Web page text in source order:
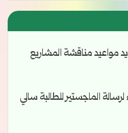
مناقشة المشاريع
الماجستير للطالبة سالي